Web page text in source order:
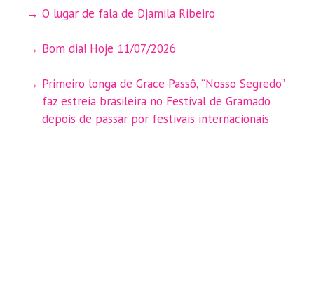
O lugar de fala de Djamila Ribeiro
Bom dia! Hoje 11/07/2026
Primeiro longa de Grace Passô, “Nosso Segredo”
faz estreia brasileira no Festival de Gramado
depois de passar por festivais internacionais